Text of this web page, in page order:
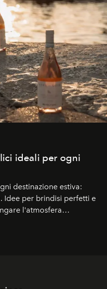
ideali per ogni
destinazione estiva:
Idee per brindisi perfetti e
l'atmosfera